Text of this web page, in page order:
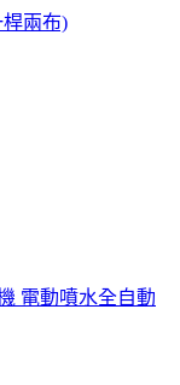
兩布)
電動噴水全自動